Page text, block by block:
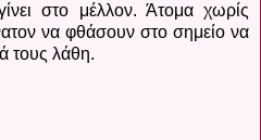
στο μέλλον. Άτομα χωρίς
να φθάσουν στο σημείο να
τους λάθη.